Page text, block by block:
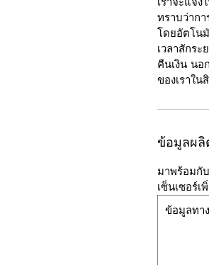
ทราบว่าก
โดยอัตโน
เวลาสักร
คืนเงิน น
ของเราใน
ข้อมูลผ
มาพร้อมกั
เซ็นเซอร์
ข้อมูลทา